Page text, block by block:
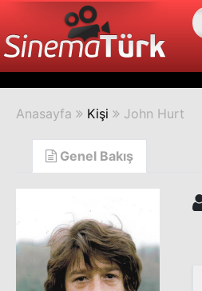
Anasayfa Kişi John Hurt
Genel Bakış